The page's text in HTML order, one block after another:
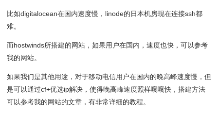
比如digitalocean在国内速度慢，linode的日本机房现在连接ssh都
难。
而hostwinds所搭建的网站，如果用户在国内，速度也快，可以参考
我的网站。
如果我们是其他用途，对于移动电信用户在国内的晚高峰速度慢，但
是可以通过cf+优选ip解决，使得晚高峰速度照样嘎嘎快，搭建方法
可以参考我的网站的文章，有非常详细的教程。